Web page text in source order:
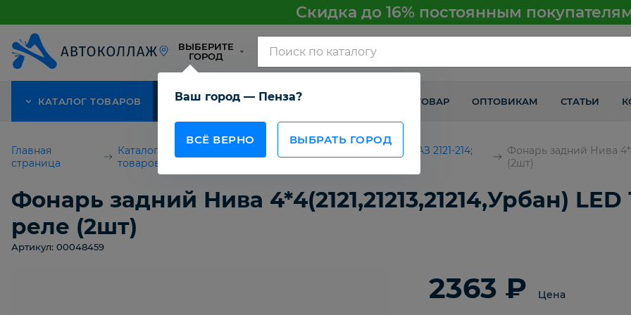
Скидка до 16% постоянным
ВЫБЕРИТЕ
ГОРОД
Ваш город — Пенза?
ВСЁ ВЕРНО ВЫБРАТЬ ГОРОД
КАТАЛОГ ТОВАРОВ АКЦИЯ О КОМПАНИИ КАК ПОЛУЧИТЬ ТОВАР ОПТОВИКАМ СТАТЬИ
Главная
страница
Каталог
товаров
Детали кузова ВАЗ 2121-214;
Фонарь задний Нива
(2шт)
Фонарь задний Нива 4*4(2121,21213,21214,Урбан)
реле (2шт)
Артикул: 00048459
2363 ₽ Цена